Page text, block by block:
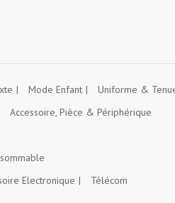
Mode Enfant
Uniforme &
Accessoire, Pièce & Périphérique
Electronique
Télécom